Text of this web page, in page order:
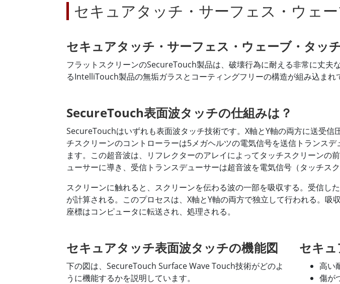
セキュアタッチ・サーフェス・ウェ
セキュアタッチ・サーフェス・ウェーブ・タッ
フラットスクリーンのSecureTouch製品は、破壊行為に耐える非常に丈
るIntelliTouch製品の無垢ガラスとコーティングフリーの構造が組み込まれ
SecureTouch表面波タッチの仕組みは？
SecureTouchはいずれも表面波タッチ技術です。X軸とY軸の両方に送受
チスクリーンのコントローラーは5メガヘルツの電気信号を送信トランス
ます。この超音波は、リフレクターのアレイによってタッチスクリーン
ューサーに導き、受信トランスデューサーは超音波を電気信号（タッチス
スクリーンに触れると、スクリーンを伝わる波の一部を吸収する。受信
が計算される。このプロセスは、X軸とY軸の両方で独立して行われる。
座標はコンピュータに転送され、処理される。
セキュアタッチ表面波タッチの機能図
下の図は、SecureTouch Surface Wave Touch技術がどのよ
うに機能するかを説明しています。
セキ
高い
傷が